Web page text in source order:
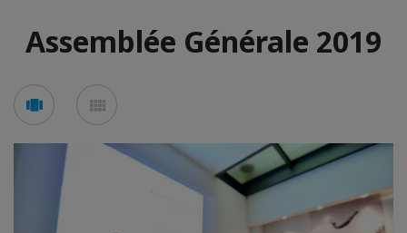
Assemblée Générale 2019
Voir
en
carousel
en
mosaïque